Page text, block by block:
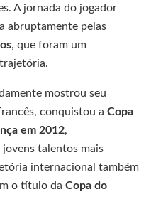
A jornada do jogador
abruptamente pelas
, que foram um
mostrou seu
conquistou a Copa
em 2012,
talentos mais
internacional também
o título da Copa do